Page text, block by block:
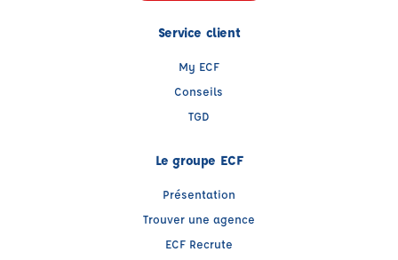
Service client
My ECF
Conseils
TGD
Le groupe ECF
Présentation
Trouver une agence
ECF Recrute